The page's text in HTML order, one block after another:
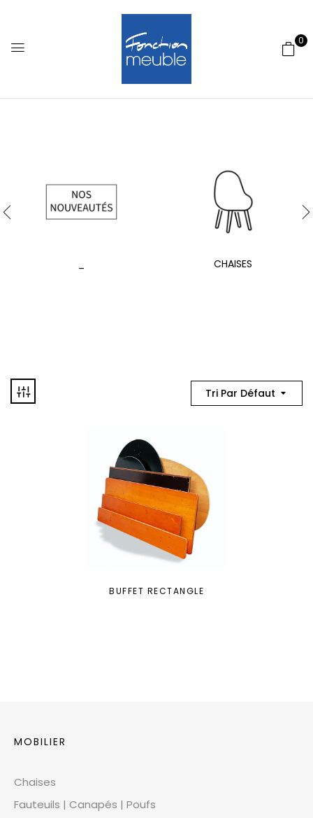
0
CHAISES
Tri Par Défaut
BUFFET RECTANGLE
MOBILIER
Chaises
Fauteuils | Canapés | Poufs